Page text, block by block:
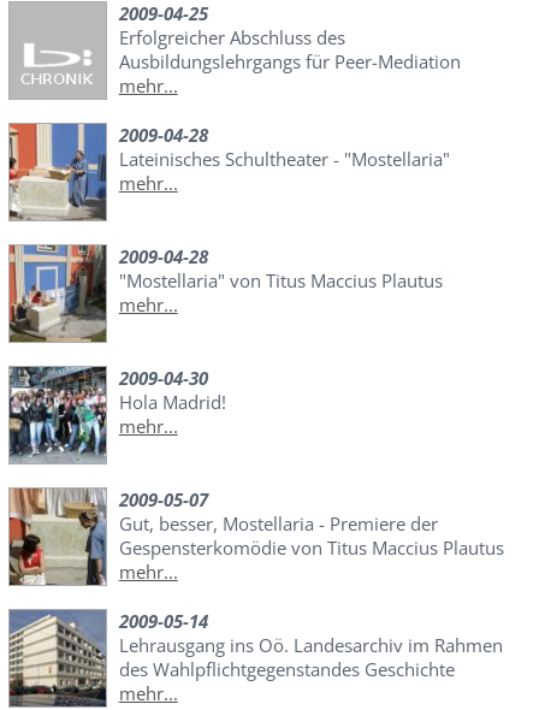
2009-04-25
Erfolgreicher Abschluss des
Ausbildungslehrgangs für Peer-Mediation
mehr...
2009-04-28
Lateinisches Schultheater - "Mostellaria"
mehr...
2009-04-28
"Mostellaria" von Titus Maccius Plautus
mehr...
2009-04-30
Hola Madrid!
mehr...
2009-05-07
Gut, besser, Mostellaria - Premiere der
Gespensterkomödie von Titus Maccius Plautus
mehr...
2009-05-14
Lehrausgang ins Oö. Landesarchiv im Rahmen
des Wahlpflichtgegenstandes Geschichte
mehr...